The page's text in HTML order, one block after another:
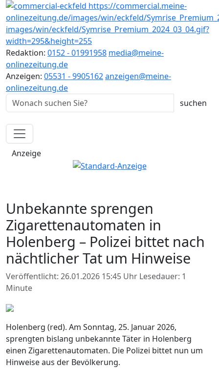
Redaktion: 0152 - 01991958 media@meine-
onlinezeitung.de
Anzeigen: 05531 - 9905162anzeigen@meine-
onlinezeitung.de
Anzeige
Unbekannte sprengen
Zigarettenautomaten in
Holenberg – Polizei bittet nach
nächtlicher Tat um Hinweise
Veröffentlicht: 26.01.2026 15:45 Uhr Lesedauer: 1
Minute
Holenberg (red). Am Sonntag, 25. Januar 2026,
sprengten bislang unbekannte Täter in Holenberg
einen Zigarettenautomaten. Die Polizei bittet nun um
Hinweise aus der Bevölkerung.